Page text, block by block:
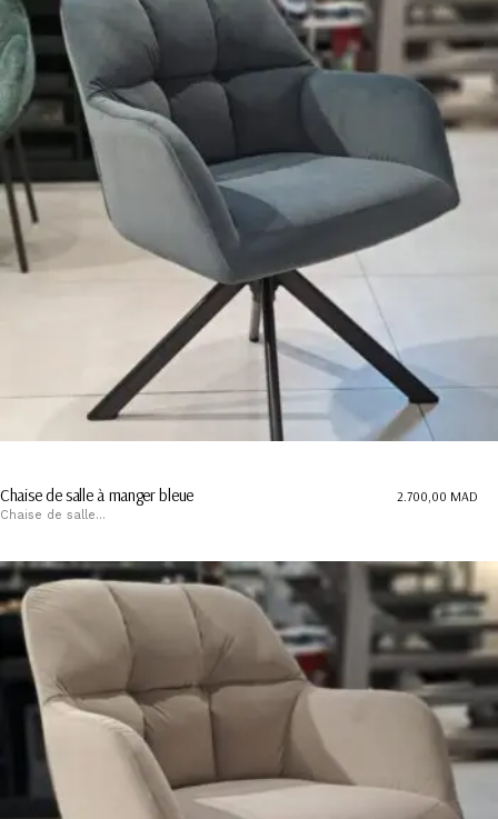
Chaise de salle à manger bleue
Chaise de salle...
2.700,00 MAD